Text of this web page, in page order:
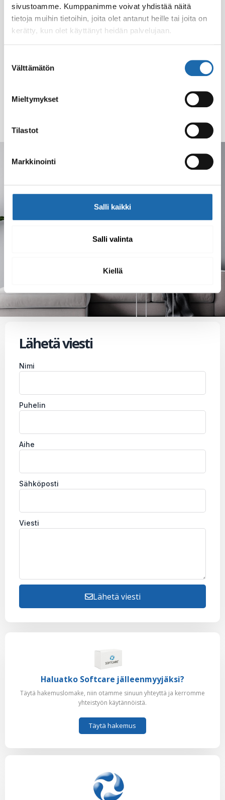
sivustoamme. Kumppanimme voivat yhdistää näitä
tietoja muihin tietoihin, joita olet antanut heille tai joita on
kerätty, kun olet käyttänyt heidän palvelujaan.
valinta
Välttämätön
Mieltymykset
Tilastot
Markkinointi
Salli kaikki
Salli valinta
Kiellä
Kanta-asiakkuus
Liity kanta-asiakkaaksi ja saat 15 prosentin alennuksen
Liity mukaan
Lähetä viesti
Nimi
Puhelin
Aihe
Sähköposti
Viesti
Lähetä viesti
Haluatko Softcare jälleenmyyjäksi?
Täytä hakemuslomake, niin otamme sinuun yhteyttä ja kerromme
yhteistyön käytännöistä.
Täytä hakemus